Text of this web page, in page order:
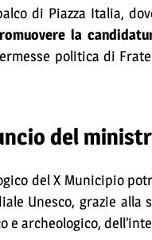
di Piazza Italia,
la
politica di
del
del X Municipio
Unesco, grazie alla
archeologico,